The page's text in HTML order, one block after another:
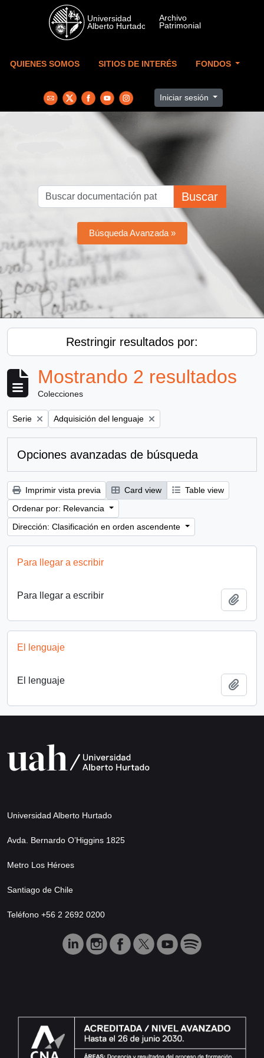
Skip to main content
QUIENES SOMOS SITIOS DE INTERÉS FONDOS
Iniciar sesión
Buscar
Búsqueda Avanzada »
Restringir resultados por:
Mostrando 2 resultados
Colecciones
Remove filter:
Serie Remove filter:
Adquisición del lenguaje
Opciones avanzadas de búsqueda
Imprimir vista previa Card view
Table view
Ordenar por: Relevancia
Dirección: Clasificación en orden ascendente
Para llegar a escribir
Para llegar a escribir
El lenguaje
El lenguaje
Universidad Alberto Hurtado
Avda. Bernardo O’Higgins 1825
Metro Los Héroes
Santiago de Chile
Teléfono +56 2 2692 0200